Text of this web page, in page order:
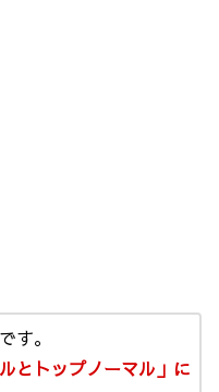
す。
とトップノーマル」に